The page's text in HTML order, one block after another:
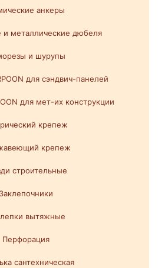
анкеры
и металлические дюбеля
и шурупы
для сэндвич-панелей
для мет-их конструкции
крепеж
крепеж
строительные
Заклепочники
вытяжные
Перфорация
сантехническая